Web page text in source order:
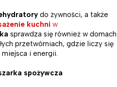
do żywności, a także
kuchni w
sprawdza się również w domach
przetwórniach, gdzie liczy się
i energii.
spożywcza